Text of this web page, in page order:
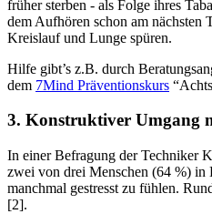
früher sterben - als Folge ihres
dem Aufhören schon am nächsten
Kreislauf und Lunge spüren.
Hilfe gibt’s z.B. durch
dem 7Mind Präventionskurs
3. Konstruktiver Umgang
In einer Befragung der Techniker
zwei von drei Menschen (64 %) in
manchmal gestresst zu fühlen.
[2].